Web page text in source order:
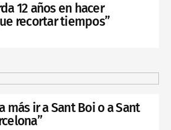
12 años en hacer
recortar tiempos”
más ir a Sant Boi o a Sant